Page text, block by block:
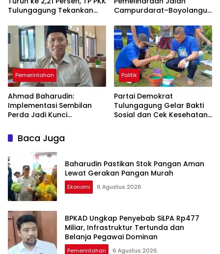
Tulungagung Tekankan
Berkelanjutan
Campurdarat–Boyolangu,
Diperbaiki
Pemerintahan
Ahmad Baharudin:
Implementasi Sembilan
Perda Jadi Kunci
Pembangunan
Tulungagung
Politik
Partai Demokrat
Tulungagung Gelar Bakti
Sosial dan Cek Kesehatan
Baca Juga
Baharudin Pastikan Stok Pangan Aman
Lewat Gerakan Pangan Murah
Ekonomi 6 Agustus 2026
BPKAD Ungkap Penyebab SiLPA Rp477
Miliar, Infrastruktur Tertunda dan
Belanja Pegawai Dominan
Pemerintahan 6 Agustus 2026